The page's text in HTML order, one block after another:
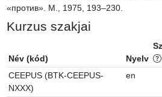
«против». М., 1975, 193–230.
Kurzus szakjai
Név (kód) Nyelv
CEEPUS (BTK-CEEPUS-
NXXX)
en